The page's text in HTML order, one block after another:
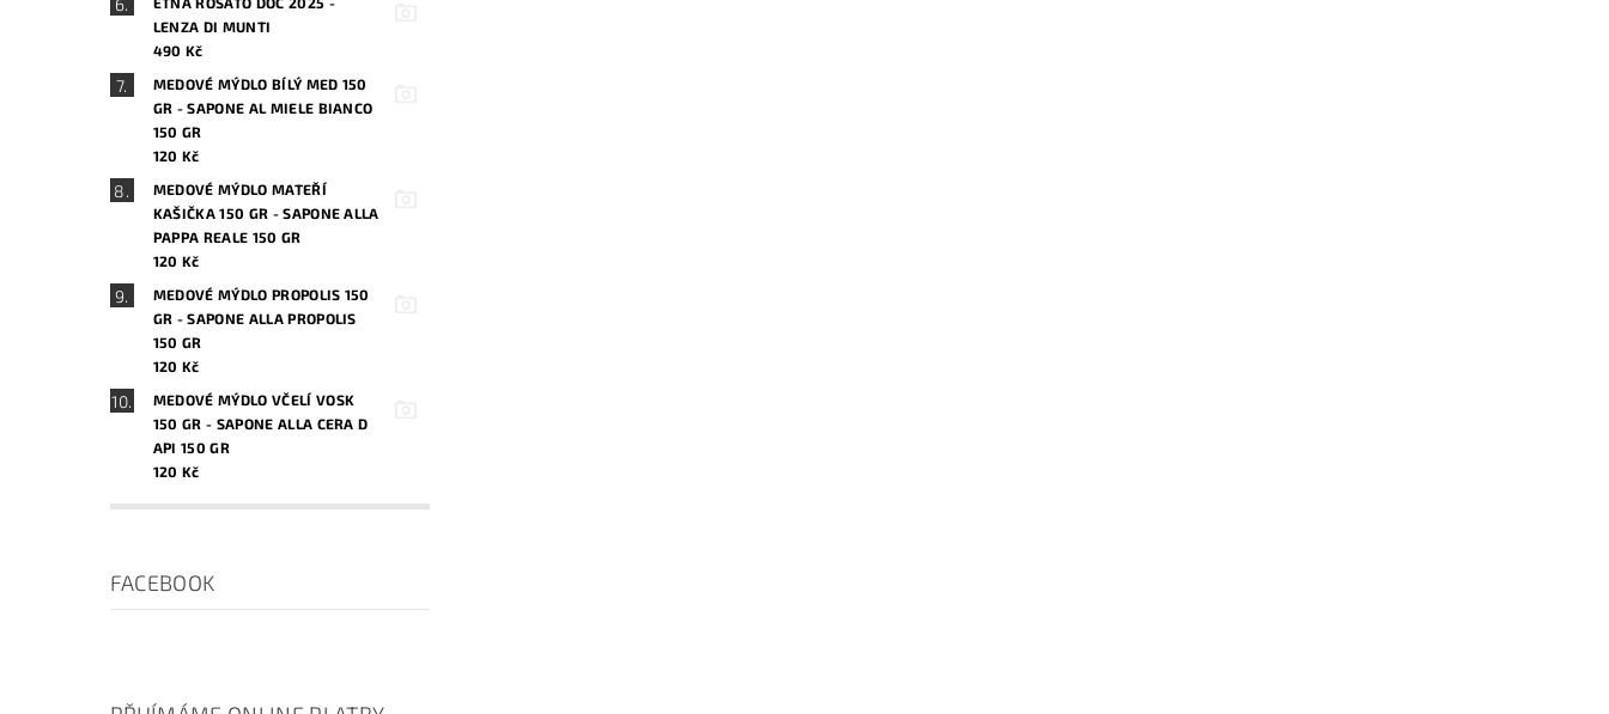
LENZA DI MUNTI
490 Kč
MEDOVÉ MÝDLO BÍLÝ MED 150
GR - SAPONE AL MIELE BIANCO
150 GR
120 Kč
MEDOVÉ MÝDLO MATEŘÍ
KAŠIČKA 150 GR - SAPONE ALLA
PAPPA REALE 150 GR
120 Kč
MEDOVÉ MÝDLO PROPOLIS 150
GR - SAPONE ALLA PROPOLIS
150 GR
120 Kč
MEDOVÉ MÝDLO VČELÍ VOSK
150 GR - SAPONE ALLA CERA D
API 150 GR
120 Kč
FACEBOOK